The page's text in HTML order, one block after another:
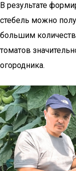
В результате
стебель можно
большим
томатов
огородника.